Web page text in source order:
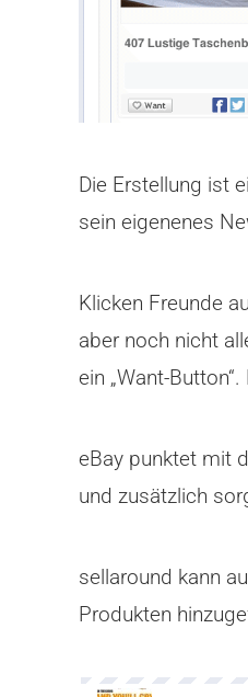
Die Erstellung ist
sein eigenenes
Klicken Freunde
aber noch nicht
ein „Want-
eBay punktet mit
und zusätzlich
sellaround kann
Produkten